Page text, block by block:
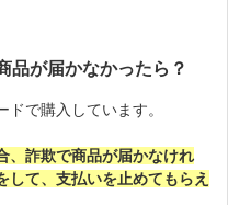
品が届かなかったら？
で購入しています。
、詐欺で商品が届かなけれ
して、支払いを止めてもらえ